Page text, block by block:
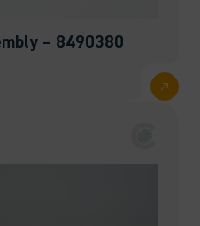
– 8490380